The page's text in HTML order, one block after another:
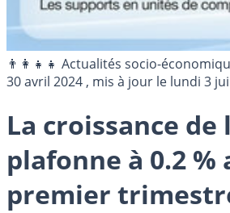
👨‍👩‍👧‍👧 Actualités socio-
30 avril 2024 , mis à jour le lundi 3
La croissance de
plafonne à 0.2 %
premier